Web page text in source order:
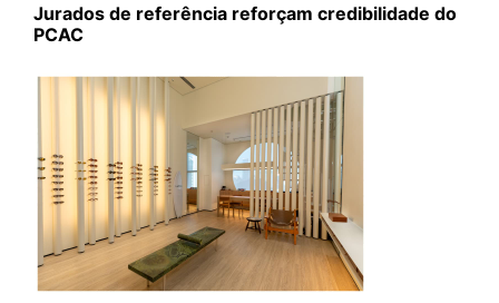
Jurados de referência reforçam credibilidade do
PCAC